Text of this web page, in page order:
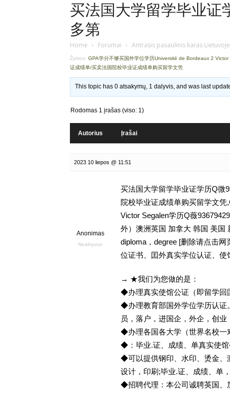
买法国大学留学毕业证
多第
Home › Forumai › Antrasis pasaulinis karas Lietuvoje
Žymos: GPA学分不够买国外学位学历Université de Bordeaux 2
证成绩单/买卖法国院校毕业证成绩单购买留学文凭
This topic has 0 atsakymų, 1 dalyvis, and was last
Rodomas 1 įrašas (viso: 1)
Autorius Įrašai
2023 10 liepos @ 11:51
Anonimas
Neaktyvus
买法国大学留学毕业证学历Q微
院校毕业证成绩单购买留学文
Victor Segalen学历Q薇
外）澳洲英国 加拿大 韩国 美国
diploma，degree [删除请点击
位证书、囯外真实学位认证、
→ ★我们为您做的是：
◆办理真实使馆公证（即留学
◆办理教育部国外学位学历认证
员，落户，进国企，外企，创
◆办理各国各大学（世界名校
◆：毕业.证、成绩、单真实使馆
◆可以提供钢印、水印、烫金、
设计，印刷;毕业.证、成绩、单
◆招聘代理：本公司诚聘英国、